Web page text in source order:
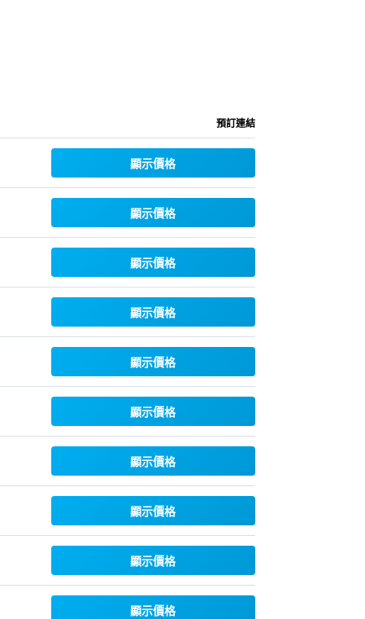
預訂連結
顯示價格
顯示價格
顯示價格
顯示價格
顯示價格
顯示價格
顯示價格
顯示價格
顯示價格
顯示價格